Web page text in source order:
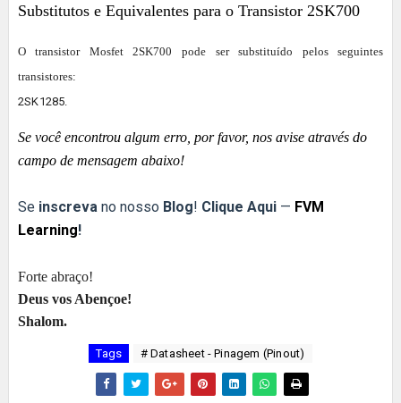
Substitutos e Equivalentes para o Transistor 2SK700
O transistor Mosfet2SK700 pode ser substituído pelos seguintes
transistores:
2SK1285.
Se você encontrou algum erro, por favor, nos avise através do
campo de mensagem abaixo!
Se inscreva no nosso Blog! Clique Aqui — FVM
Learning!
Forte abraço!
Deus vos Abençoe!
Shalom.
Tags # Datasheet - Pinagem (Pinout)